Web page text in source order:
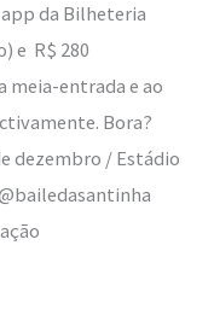
da Bilheteria
e R$ 280
meia-entrada e ao
Bora?
dezembro / Estádio